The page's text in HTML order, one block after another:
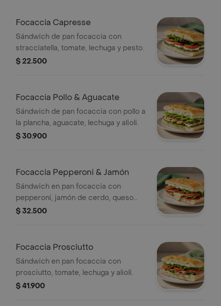
Focaccia Capresse
Sándwich de pan focaccia con
stracciatella, tomate, lechuga y pesto.
$ 22.500
Focaccia Pollo & Aguacate
Sándwich de pan focaccia con pollo a
la plancha, aguacate, lechuga y alioli.
$ 30.900
Focaccia Pepperoni & Jamón
Sándwich en pan focaccia con
pepperoni, jamón de cerdo, queso
mozzarella, tomate, lechuga y alioli.
$ 32.500
Focaccia Prosciutto
Sándwich en pan focaccia con
prosciutto, tomate, lechuga y alioli.
$ 41.900